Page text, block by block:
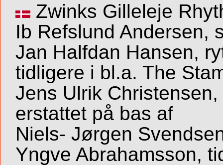
Zwinks Gilleleje
Ib Refslund Andersen,
Jan Halfdan Hansen,
tidligere i bl.a. The
Jens Ulrik
erstattet på bas af
Niels- Jørgen
Yngve Abrahamsson,